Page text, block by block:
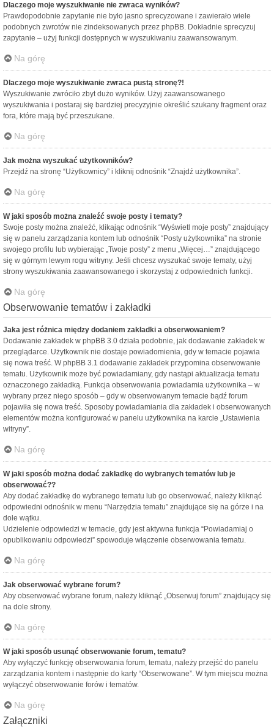
Dlaczego moje wyszukiwanie nie zwraca wyników?
Prawdopodobnie zapytanie nie było jasno sprecyzowane i zawierało wiele
podobnych zwrotów nie zindeksowanych przez phpBB. Dokładnie sprecyzuj
zapytanie – użyj funkcji dostępnych w wyszukiwaniu zaawansowanym.
Na górę
Dlaczego moje wyszukiwanie zwraca pustą stronę?!
Wyszukiwanie zwróciło zbyt dużo wyników. Użyj zaawansowanego
wyszukiwania i postaraj się bardziej precyzyjnie określić szukany fragment oraz
fora, które mają być przeszukane.
Na górę
Jak można wyszukać użytkowników?
Przejdź na stronę “Użytkownicy” i kliknij odnośnik “Znajdź użytkownika”.
Na górę
W jaki sposób można znaleźć swoje posty i tematy?
Swoje posty można znaleźć, klikając odnośnik “Wyświetl moje posty” znajdujący
się w panelu zarządzania kontem lub odnośnik “Posty użytkownika” na stronie
swojego profilu lub wybierając „Twoje posty” z menu „Więcej…” znajdującego
się w górnym lewym rogu witryny. Jeśli chcesz wyszukać swoje tematy, użyj
strony wyszukiwania zaawansowanego i skorzystaj z odpowiednich funkcji.
Na górę
Obserwowanie tematów i zakładki
Jaka jest różnica między dodaniem zakładki a obserwowaniem?
Dodawanie zakładek w phpBB 3.0 działa podobnie, jak dodawanie zakładek w
przeglądarce. Użytkownik nie dostaje powiadomienia, gdy w temacie pojawia
się nowa treść. W phpBB 3.1 dodawanie zakładek przypomina obserwowanie
tematu. Użytkownik może być powiadamiany, gdy nastąpi aktualizacja tematu
oznaczonego zakładką. Funkcja obserwowania powiadamia użytkownika – w
wybrany przez niego sposób – gdy w obserwowanym temacie bądź forum
pojawiła się nowa treść. Sposoby powiadamiania dla zakładek i obserwowanych
elementów można konfigurować w panelu użytkownika na karcie „Ustawienia
witryny”.
Na górę
W jaki sposób można dodać zakładkę do wybranych tematów lub je
obserwować??
Aby dodać zakładkę do wybranego tematu lub go obserwować, należy kliknąć
odpowiedni odnośnik w menu “Narzędzia tematu” znajdujące się na górze i na
dole wątku.
Udzielenie odpowiedzi w temacie, gdy jest aktywna funkcja “Powiadamiaj o
opublikowaniu odpowiedzi” spowoduje włączenie obserwowania tematu.
Na górę
Jak obserwować wybrane forum?
Aby obserwować wybrane forum, należy kliknąć „Obserwuj forum” znajdujący się
na dole strony.
Na górę
W jaki sposób usunąć obserwowanie forum, tematu?
Aby wyłączyć funkcję obserwowania forum, tematu, należy przejść do panelu
zarządzania kontem i następnie do karty “Obserwowane”. W tym miejscu można
wyłączyć obserwowanie forów i tematów.
Na górę
Załączniki